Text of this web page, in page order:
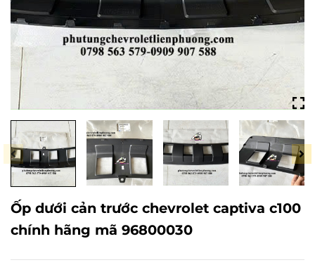
Ốp dưới cản trước chevrolet captiva c100
chính hãng mã 96800030